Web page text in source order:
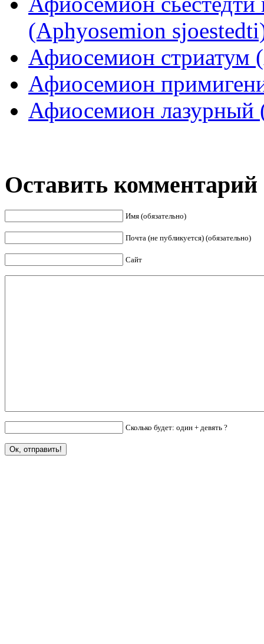
(Aphyosemion
Афиосемион стриатум
Афиосемион
Афиосемион лазурный
Оставить комментарий
Имя (обязательно)
Почта (не публикуется) (обязательно)
Сайт
Сколько будет: один + девять ?